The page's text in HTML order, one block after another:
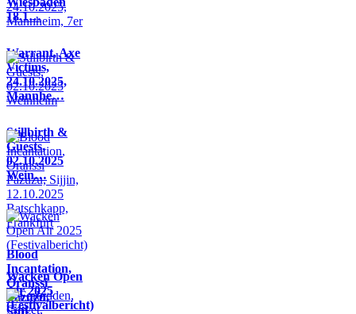
18.1…
Warrant, Axe
Victims,
24.10.2025,
Mannhe…
Stillbirth &
Guests,
02.10.2025
Wein…
Blood
Incantation,
Oranssi
Pazuzu,
Sijji…
Wacken Open
Air 2025
(Festivalbericht)